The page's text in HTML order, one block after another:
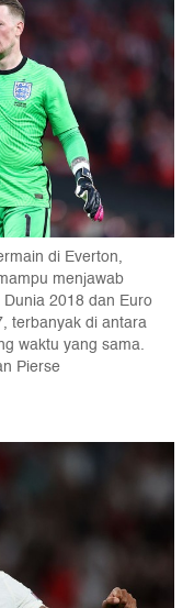
di Everton,
menjawab
2018 dan Euro
terbanyak di antara
waktu yang sama.
Pierse